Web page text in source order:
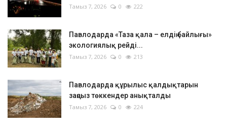
Тамыз 7, 2026 0 222
Павлодарда «Таза қала – елдің байлығы»
экологиялық рейді...
Тамыз 7, 2026 0 213
Павлодарда құрылыс қалдықтарын
заңсыз төккендер анықталды
Тамыз 7, 2026 0 224